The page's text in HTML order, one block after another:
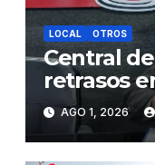
LOCAL OTROS
Central
retrasos
de Agua y
Juliaca
AGO 1, 2026